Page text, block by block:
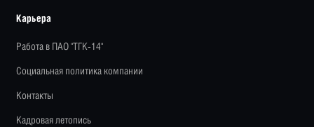
Карьера
Работа в ПАО "ТГК-14"
Социальная политика компании
Контакты
Кадровая летопись